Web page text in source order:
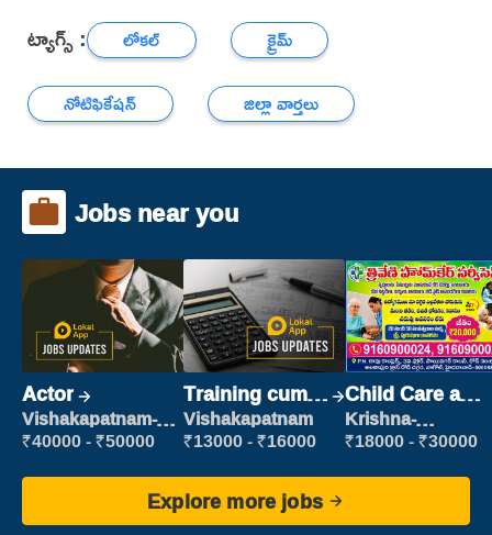
ట్యాగ్స్ : లోకల్
క్రైమ్
నోటిఫికేషన్
జిల్లా వార్తలు
Jobs near you
Actor
Vishakapatnam-
new
₹40000 - ₹50000
Training cum
Placement
Vishakapatnam
₹13000 - ₹16000
Child Care and
Patient care
Krishna-
vijayawada
₹18000 - ₹30000
Explore more jobs